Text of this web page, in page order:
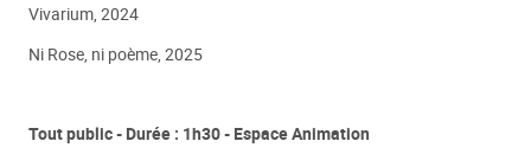
Vivarium, 2024
Ni Rose, ni poème, 2025
Tout public - Durée : 1h30 - Espace Animation